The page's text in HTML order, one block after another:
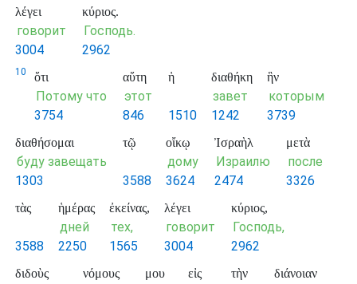
λέγει
говорит
3004
κύριος.
Господь.
2962
10 ὅτι
Потому что
3754
αὕτη
этот
846
ἡ
1510
διαθήκη
завет
1242
ἣν
которым
3739
διαθήσομαι
буду завещать
1303
τῷ
3588
οἴκῳ
дому
3624
Ἰσραὴλ
Израилю
2474
μετὰ
после
3326
τὰς
3588
ἡμέρας
дней
2250
ἐκείνας,
тех,
1565
λέγει
говорит
3004
κύριος,
Господь,
2962
διδοὺς νόμους μου εἰς τὴν διάνοιαν